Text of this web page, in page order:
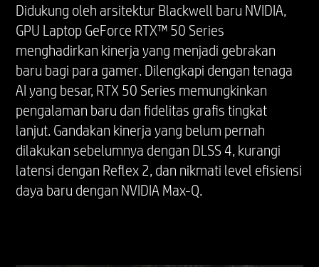
Didukung oleh arsitektur Blackwell baru NVIDIA,
GPU Laptop GeForce RTX™ 50 Series
menghadirkan kinerja yang menjadi gebrakan
baru bagi para gamer. Dilengkapi dengan tenaga
AI yang besar, RTX 50 Series memungkinkan
pengalaman baru dan fidelitas grafis tingkat
lanjut. Gandakan kinerja yang belum pernah
dilakukan sebelumnya dengan DLSS 4, kurangi
latensi dengan Reflex 2, dan nikmati level efisiensi
daya baru dengan NVIDIA Max-Q.